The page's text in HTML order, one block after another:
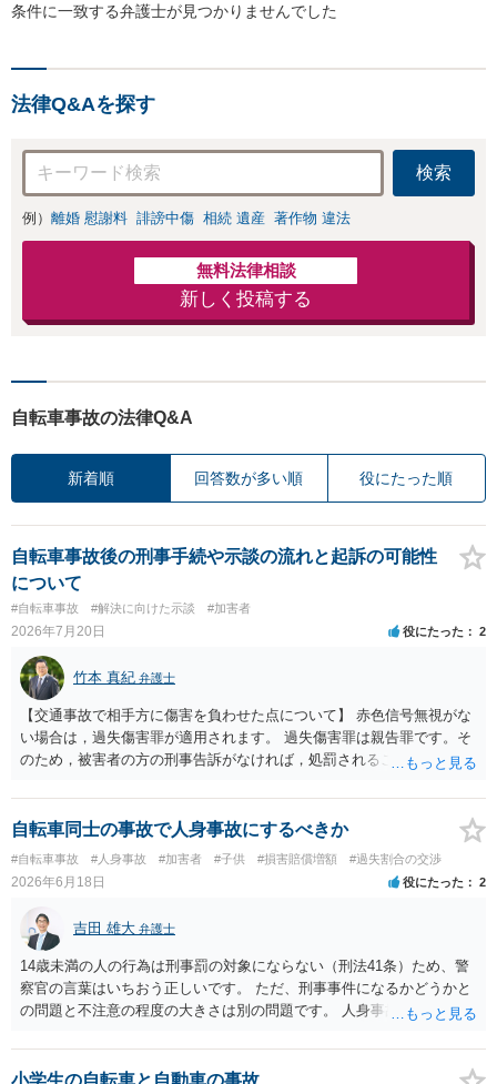
条件に一致する弁護士が見つかりませんでした
法律Q&Aを探す
検索
例） 離婚 慰謝料 誹謗中傷 相続 遺産 著作物 違法
無料法律相談
新しく投稿する
自転車事故の法律Q&A
新着順 回答数が多い順 役にたった順
自転車事故後の刑事手続や示談の流れと起訴の可能性
について
#自転車事故 #解決に向けた示談 #加害者
2026年7月20日 役にたった 2
竹本 真紀 弁護士
【交通事故で相手方に傷害を負わせた点について】 赤色信号無視がな
い場合は，過失傷害罪が適用されます。 過失傷害罪は親告罪です。そ
のため，被害者の方の刑事告訴がなければ，処罰されることはありま
あれば，示談が成立すれば告訴をすることはないと思います。 したが
いまして，被害者との示談を優先し，これにより告訴がない状態とす
れば，刑事処分を受けることはなくなります。 一方，赤色信号無視が
あった場合は，少し複雑になります。 単純に過失傷害罪と判断される
のであれば，赤色信号無視がない場合と同じで，親告罪となります
（結論は上記と同じです。）。 ただ，赤信号無視（といっても，本件
では殊更無視にはなりません。看過です）は過失の中でも重大なもの
ですから，重過失致傷罪が成立すると判断される場合もあり得ると思
います。重過失致傷罪は親告罪ではありません。 もっとも，自転車よ
り重い自動車の場合には，過失運転致傷罪であっても，「傷害が軽い
場合には，情状により，その刑を免除することができる」との規定が
あります。したがいまして，不起訴にされる可能性が大きくなるので
す。 そうすると自転車でも同様に考えられ，２週間の怪我であれば，
自転車同士の事故で人身事故にするべきか
#自転車事故 #人身事故 #加害者 #子供 #損害賠償増額 #過失割合の交渉
2026年6月18日 役にたった 2
吉田 雄大 弁護士
14歳未満の人の行為は刑事罰の対象にならない（刑法41条）ため、警
察官の言葉はいちおう正しいです。 ただ、刑事事件になるかどうかと
の問題と不注意の程度の大きさは別の問題です。 人身事故の届出を行
はありません。
小学生の自転車と自動車の事故